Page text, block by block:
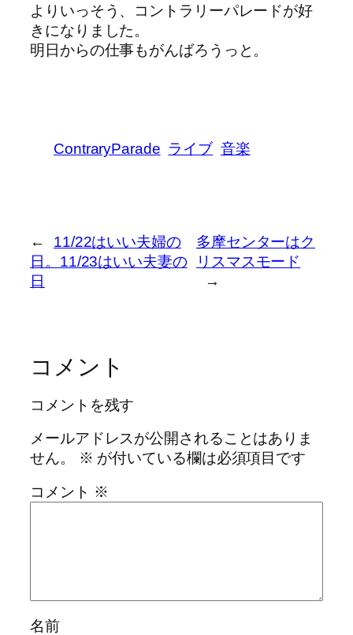
よりいっそう、コントラリーパレードが好
きになりました。
明日からの仕事もがんばろうっと。
ContraryParade ライブ 音楽
←
11/22はいい夫婦の
日。11/23はいい夫妻の
日
多摩センターはク
リスマスモード
→
コメント
コメントを残す
メールアドレスが公開されることはありま
せん。
※ が付いている欄は必須項目です
コメント ※
名前